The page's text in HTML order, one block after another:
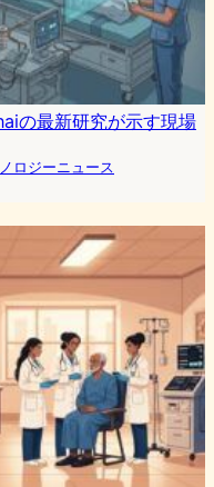
の最新研究が示す現場
ロジーニュース